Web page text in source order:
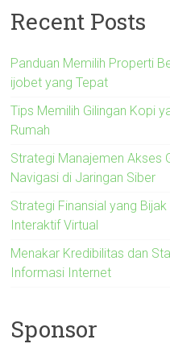
Recent Posts
Panduan Memilih Properti
ijobet yang Tepat
Tips Memilih Gilingan Kopi
Rumah
Strategi Manajemen Akses
Navigasi di Jaringan Siber
Strategi Finansial yang
Interaktif Virtual
Menakar Kredibilitas dan
Informasi Internet
Sponsor